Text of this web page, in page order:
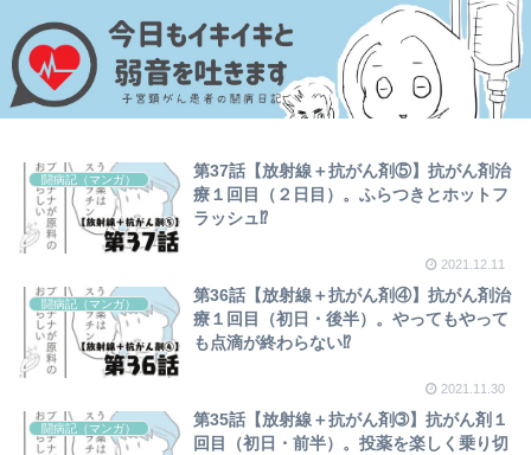
闘病記（マンガ）
第37話【放射線＋抗がん剤⑤】抗がん剤治
療１回目（２日目）。ふらつきとホットフ
ラッシュ⁉
2021.12.11
闘病記（マンガ）
第36話【放射線＋抗がん剤④】抗がん剤治
療１回目（初日・後半）。やってもやって
も点滴が終わらない⁉
2021.11.30
闘病記（マンガ）
第35話【放射線＋抗がん剤➂】抗がん剤１
回目（初日・前半）。投薬を楽しく乗り切